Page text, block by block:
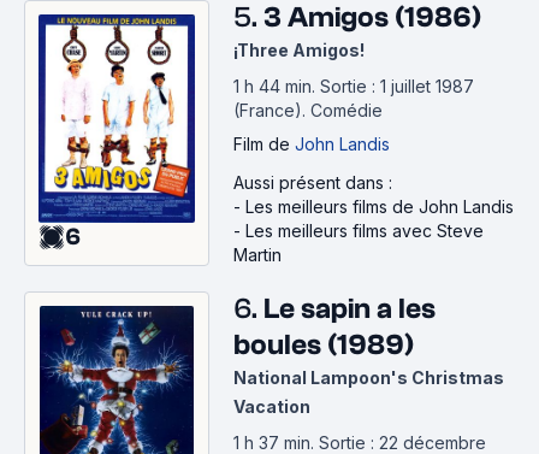
6
5. 3 Amigos (1986)
¡Three Amigos!
1 h 44 min. Sortie : 1 juillet 1987
(France). Comédie
Film de John Landis
Aussi présent dans :
- Les meilleurs films de John Landis
- Les meilleurs films avec Steve
Martin
6. Le sapin a les
boules (1989)
National Lampoon's Christmas
Vacation
1 h 37 min. Sortie : 22 décembre